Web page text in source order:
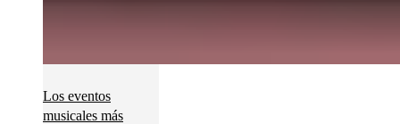
Los eventos
musicales más